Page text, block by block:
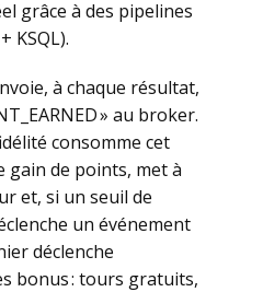
grâce à des pipelines
KSQL).
à chaque résultat,
» au broker.
consomme cet
gain de points, met à
et, si un seuil de
un événement
déclenche
bonus : tours gratuits,